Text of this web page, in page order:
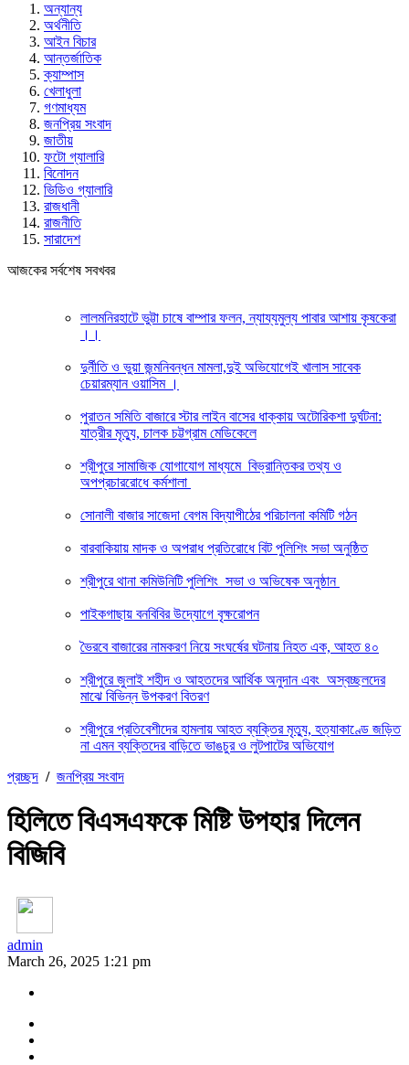
অন্যান্য
অর্থনীতি
আইন বিচার
আন্তর্জাতিক
ক্যাম্পাস
খেলাধুলা
গণমাধ্যম
জনপ্রিয় সংবাদ
জাতীয়
ফটো গ্যালারি
বিনোদন
ভিডিও গ্যালারি
রাজধানী
রাজনীতি
সারাদেশ
আজকের সর্বশেষ সবখবর
লালমনিরহাটে ভুট্টা চাষে বাম্পার ফলন, ন্যায্যমুল্য পাবার আশায় কৃষকেরা
।।
দুর্নীতি ও ভুয়া জন্মনিবন্ধন মামলা,দুই অভিযোগেই খালাস সাবেক
চেয়ারম্যান ওয়াসিম ।
পুরাতন সমিতি বাজারে স্টার লাইন বাসের ধাক্কায় অটোরিকশা দুর্ঘটনা:
যাত্রীর মৃত্যু, চালক চট্টগ্রাম মেডিকেলে
শ্রীপুরে সামাজিক যোগাযোগ মাধ্যমে বিভ্রান্তিকর তথ্য ও
অপপ্রচাররোধে কর্মশালা
সোনালী বাজার সাজেদা বেগম বিদ্যাপীঠের পরিচালনা কমিটি গঠন
বারবাকিয়ায় মাদক ও অপরাধ প্রতিরোধে বিট পুলিশিং সভা অনুষ্ঠিত
শ্রীপুরে থানা কমিউনিটি পুলিশিং সভা ও অভিষেক অনুষ্ঠান
পাইকগাছায় বনবিবির উদ্যোগে বৃক্ষরোপন
ভৈরবে বাজারের নামকরণ নিয়ে সংঘর্ষের ঘটনায় নিহত এক, আহত ৪০
শ্রীপুরে জুলাই শহীদ ও আহতদের আর্থিক অনুদান এবং অস্বচ্ছলদের
মাঝে বিভিন্ন উপকরণ বিতরণ
শ্রীপুরে প্রতিবেশীদের হামলায় আহত ব্যক্তির মৃত্যু, হত্যাকাণ্ডে জড়িত
না এমন ব্যক্তিদের বাড়িতে ভাঙচুর ও লুটপাটের অভিযোগ
প্রচ্ছদ / জনপ্রিয় সংবাদ
হিলিতে বিএসএফকে মিষ্টি উপহার দিলেন
বিজিবি
admin
March 26, 2025 1:21 pm